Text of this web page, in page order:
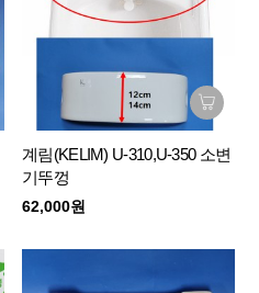
계림(KELIM) U-310,U-350 소변
기뚜껑
62,000원